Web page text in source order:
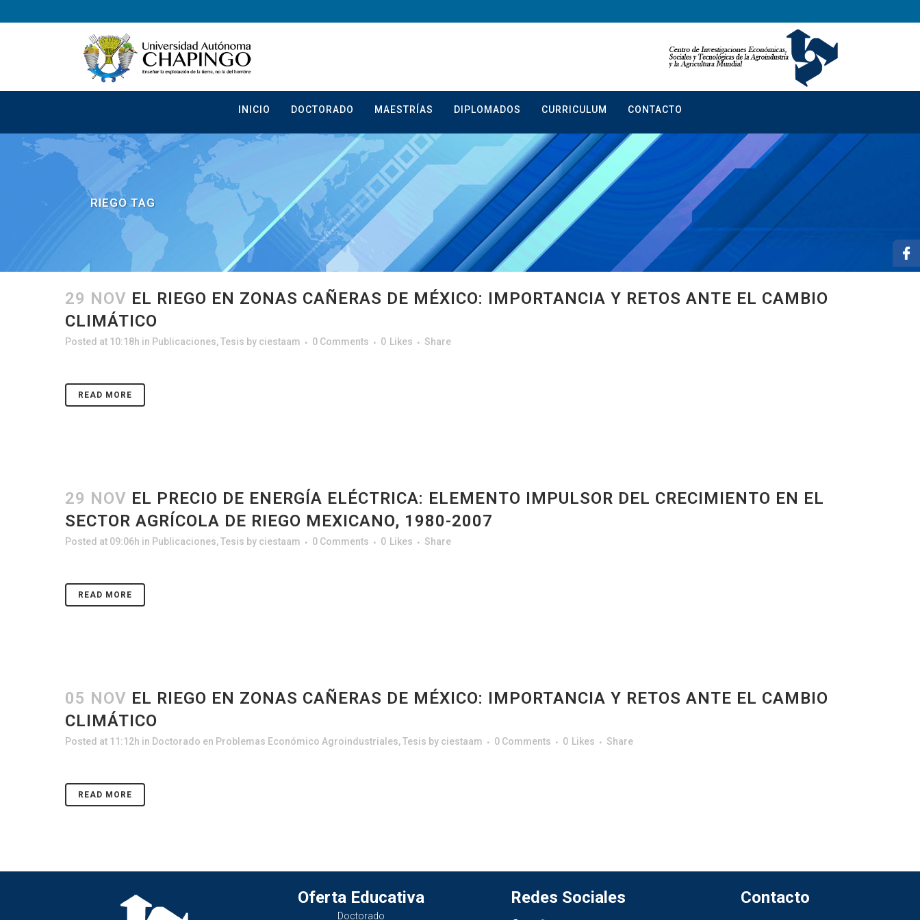
INICIO DOCTORADO MAESTRÍAS DIPLOMADOS CURRICULUM CONTACTO
RIEGO TAG
29 NOV EL RIEGO EN ZONAS CAÑERAS DE MÉXICO: IMPORTANCIA Y RETOS ANTE EL CAMBIO
CLIMÁTICO
Posted at 10:18h in Publicaciones,Tesis by ciestaam 0 Comments 0 Likes Share
READ MORE
29 NOV EL PRECIO DE ENERGÍA ELÉCTRICA: ELEMENTO IMPULSOR DEL CRECIMIENTO EN EL
SECTOR AGRÍCOLA DE RIEGO MEXICANO, 1980-2007
Posted at 09:06h in Publicaciones,Tesis by ciestaam 0 Comments 0 Likes Share
READ MORE
05 NOV EL RIEGO EN ZONAS CAÑERAS DE MÉXICO: IMPORTANCIA Y RETOS ANTE EL CAMBIO
CLIMÁTICO
Posted at 11:12h in Doctorado en Problemas Económico Agroindustriales,Tesis by ciestaam 0 Comments 0 Likes Share
READ MORE
Oferta Educativa
Doctorado
Redes Sociales Contacto